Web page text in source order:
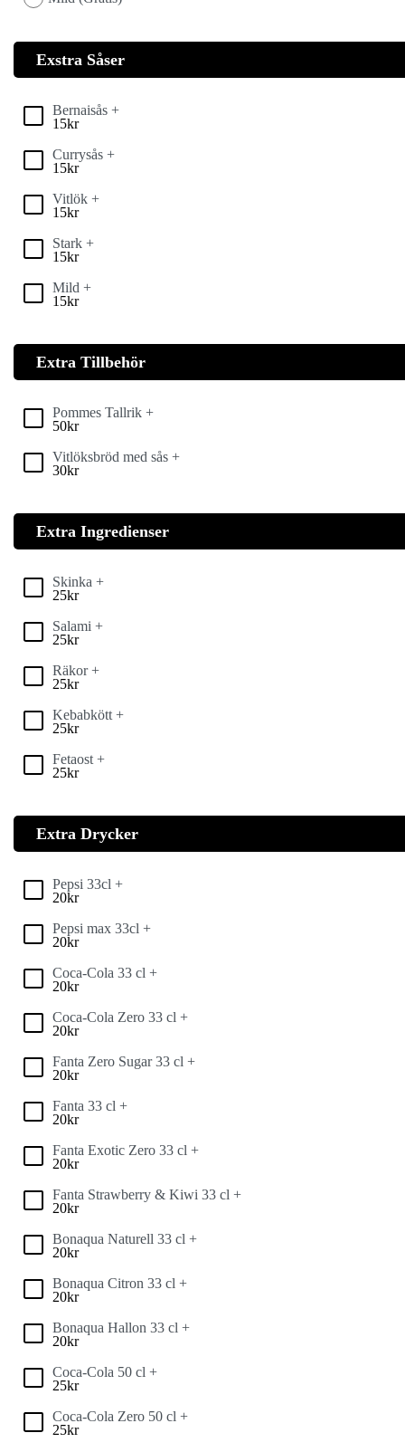
Exstra Såser
Bernaisås +
15kr
Currysås +
15kr
Vitlök +
15kr
Stark +
15kr
Mild +
15kr
Extra Tillbehör
Pommes Tallrik +
50kr
Vitlöksbröd med sås +
30kr
Extra Ingredienser
Skinka +
25kr
Salami +
25kr
Räkor +
25kr
Kebabkött +
25kr
Fetaost +
25kr
Extra Drycker
Pepsi 33cl +
20kr
Pepsi max 33cl +
20kr
Coca-Cola 33 cl +
20kr
Coca-Cola Zero 33 cl +
20kr
Fanta Zero Sugar 33 cl +
20kr
Fanta 33 cl +
20kr
Fanta Exotic Zero 33 cl +
20kr
Fanta Strawberry & Kiwi 33 cl +
20kr
Bonaqua Naturell 33 cl +
20kr
Bonaqua Citron 33 cl +
20kr
Bonaqua Hallon 33 cl +
20kr
Coca-Cola 50 cl +
25kr
Coca-Cola Zero 50 cl +
25kr